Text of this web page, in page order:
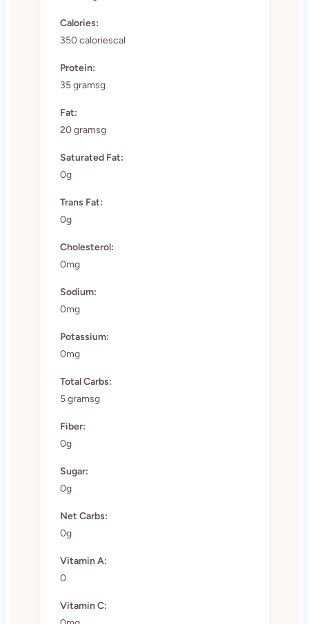
Calories:
350 caloriescal
Protein:
35 gramsg
Fat:
20 gramsg
Saturated Fat:
0g
Trans Fat:
0g
Cholesterol:
0mg
Sodium:
0mg
Potassium:
0mg
Total Carbs:
5 gramsg
Fiber:
0g
Sugar:
0g
Net Carbs:
0g
Vitamin A:
0
Vitamin C: